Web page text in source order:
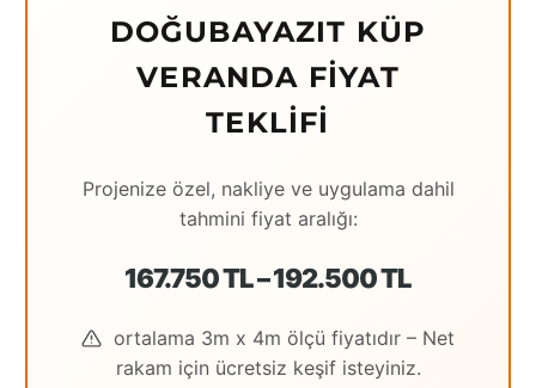
DOĞUBAYAZIT KÜP
VERANDA FIYAT
TEKLIFI
Projenize özel, nakliye ve uygulama dahil
tahmini fiyat aralığı:
167.750 TL – 192.500 TL
ortalama 3m x 4m ölçü fiyatıdır – Net
rakam için ücretsiz keşif isteyiniz.
Eskişehir
Gaziantep
Anadolu